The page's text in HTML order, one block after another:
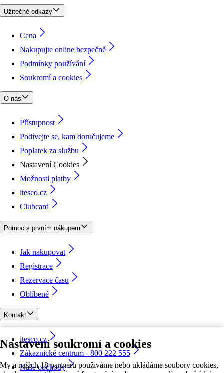
Nastavení soukromí a cookies
My a našich 18 partnerů používáme nebo ukládáme soubory cookies,
Užitečné odkazy
Cena
Nakupujte online bezpečně
Podmínky používání
Soukromí a cookies
O nás
Přístupnost
Podívejte se, kam doručujeme
Poplatek za službu
Nastavení Cookies
Možnosti platby
itesco.cz
Clubcard
Pomoc s prvním nákupem
Jak nakupovat
Registrace
Rezervace času
Oblíbené
Kontakt
itesco.cz
Zákaznické centrum - 800 222 555
Naše obchody